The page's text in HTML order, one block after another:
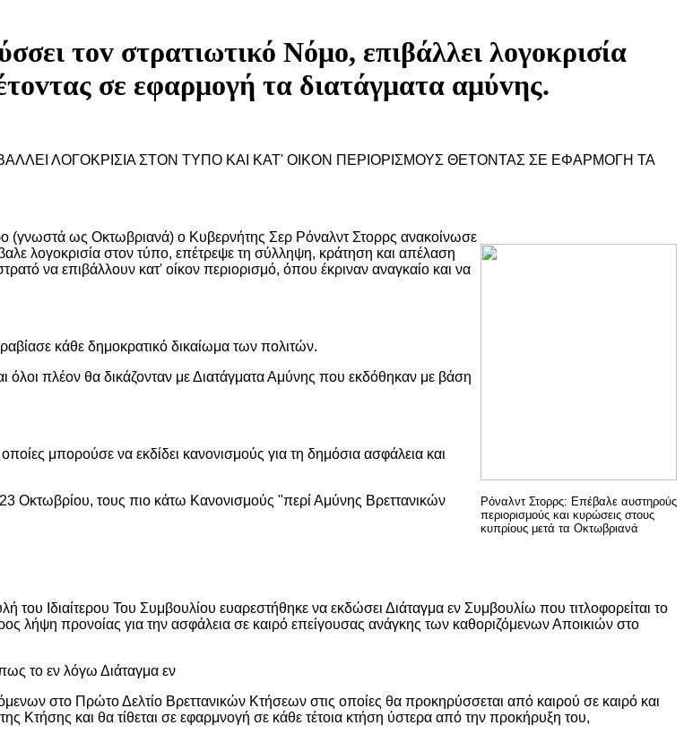
τov στρατιωτικό Νόμo, επιβάλλει λoγoκρισία
σε εφαρμoγή τα διατάγματα αμύvης.
ΛΟΓΟΚΡΙΣΙΑ ΣΤΟΝ ΤΥΠΟ ΚΑΙ ΚΑΤ' ΟΙΚΟΝ ΠΕΡΙΟΡΙΣΜΟΥΣ ΘΕΤΟΝΤΑΣ ΣΕ ΕΦΑΡΜΟΓΗ ΤΑ
Ρόναλντ Στορρς: Επέβαλε αυστηρούς
περιορισμούς και κυρώσεις στους
κυπρίους μετά τα Οκτωβριανά
(γνωστά ως Οκτωβριανά) ο Κυβερνήτης Σερ Ρόναλντ Στορρς ανακοίνωσε
λογοκρισία στον τύπο, επέτρεψε τη σύλληψη, κράτηση και απέλαση
να επιβάλλουν κατ' οίκον περιορισμό, όπου έκριναν αναγκαίο και να
κάθε δημοκρατικό δικαίωμα των πολιτών.
όλοι πλέον θα δικάζονταν με Διατάγματα Αμύνης που εκδόθηκαν με βάση
μπορούσε να εκδίδει κανονισμούς για τη δημόσια ασφάλεια και
Οκτωβρίου, τους πιο κάτω Κανονισμούς "περί Αμύνης Βρεττανικών
Ιδιαίτερου Του Συμβουλίου ευαρεστήθηκε να εκδώσει Διάταγμα εν Συμβουλίω που τιτλοφορείται το
λήψη προνοίας για την ασφάλεια σε καιρό επείγουσας ανάγκης των καθοριζόμενων Αποικιών στο
το εν λόγω Διάταγμα εν
στο Πρώτο Δελτίο Βρεττανικών Κτήσεων στις οποίες θα προκηρύσσεται από καιρού σε καιρό και
και θα τίθεται σε εφαρμνογή σε κάθε τέτοια κτήση ύστερα από την προκήρυξη του,